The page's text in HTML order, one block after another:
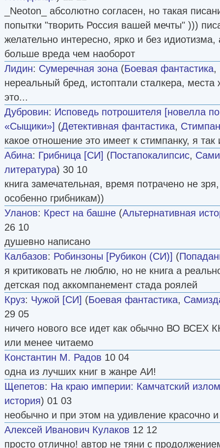
_Neoton_ абсолютно согласен, но такая
попытки "творить Россия вашей мечты" )))
желательно интересно, ярко и без идиотизма,
больше вреда чем наоборот
Лидин: Сумеречная зона (Боевая фантастика,
нереальный бред, истоптали сталкера, места
это...
Дубровин: Исповедь потрошителя [новелла
«Сыщики»] (Детективная фантастика,
какое отношение это имеет к стимпанку, я
Абина: Грибница [СИ] (Постапокалипсис,
литература) 30 10
книга замечательная, время потрачено не
особенно грибникам))
Уланов: Крест на башне (Альтернативная
26 10
душевно написано
Калбазов: Робинзоны [Рубикон (СИ)] (
я критиковать не люблю, но не книга а
детская под аккомпанемент стада роялей
Круз: Чужой [СИ] (Боевая фантастика,
29 05
ничего нового все идет как обычно ВО
или менее читаемо
Константин М. Радов 10 04
одна из лучших книг в жанре АИ!
Щепетов: На краю империи: Камчатский излом
история) 01 03
необычно и при этом на удивление красочно
Алексей Иванович Кулаков 12 12
просто отлично! автор не тяни с